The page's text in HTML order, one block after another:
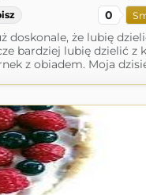
0
doskonale, że lubię
bardziej lubię dzielić z
z obiadem. Moja